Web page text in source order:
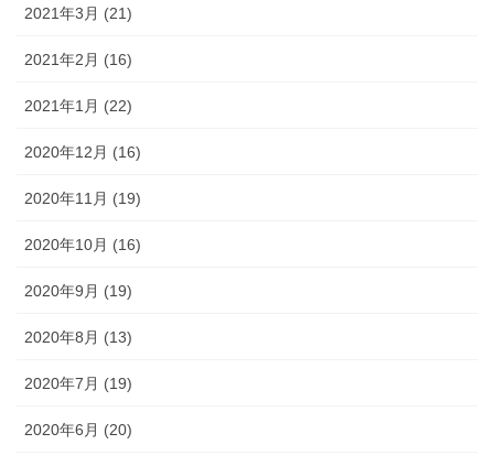
2021年3月 (21)
2021年2月 (16)
2021年1月 (22)
2020年12月 (16)
2020年11月 (19)
2020年10月 (16)
2020年9月 (19)
2020年8月 (13)
2020年7月 (19)
2020年6月 (20)